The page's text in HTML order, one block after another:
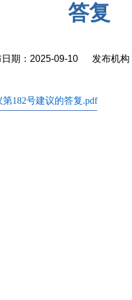
答复
日期：2025-09-10 发布机构
182号建议的答复.pdf